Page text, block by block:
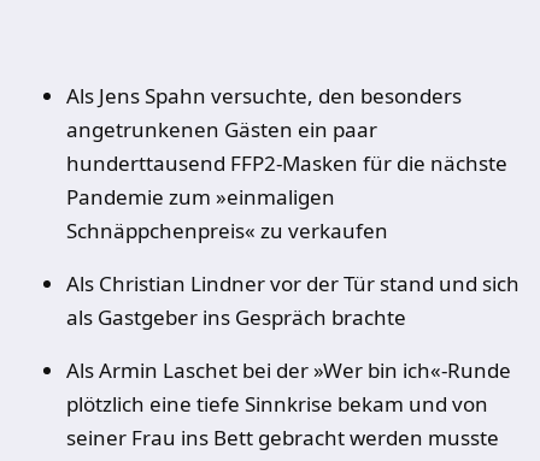
Als Jens Spahn versuchte, den besonders
angetrunkenen Gästen ein paar
hunderttausend FFP2-Masken für die nächste
Pandemie zum »einmaligen
Schnäppchenpreis« zu verkaufen
Als Christian Lindner vor der Tür stand und sich
als Gastgeber ins Gespräch brachte
Als Armin Laschet bei der »Wer bin ich«-Runde
plötzlich eine tiefe Sinnkrise bekam und von
seiner Frau ins Bett gebracht werden musste